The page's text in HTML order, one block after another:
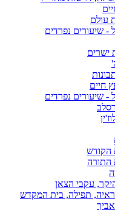
עולם
- שיעורים נפרדים
ישרים
חיים
- שיעורים נפרדים
הקודש
התורה
עקבי הצאן
תפילה, בית המקדש